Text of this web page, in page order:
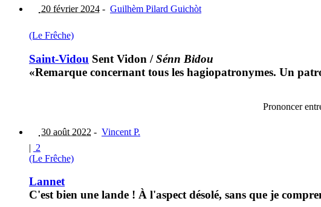
20 février 2024 - Guilhèm Pilard Guichòt
(Le Frêche)
Saint-Vidou Sent Vidon /Sénn Bidou
«Remarque concernant tous les hagiopatronymes. Un
Prononcer
30 août 2022 - Vincent P.
| 2
(Le Frêche)
Lannet
C'est bien une lande ! À l'aspect désolé, sans que je